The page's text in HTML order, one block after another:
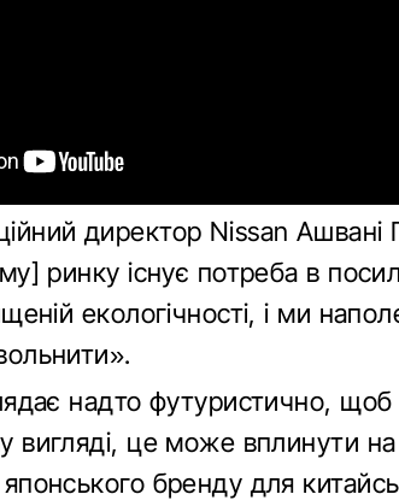
директор Nissan Ашвані
ринку існує потреба в
екологічності, і ми
надто футуристично, щоб
вигляді, це може вплинути на
бренду для